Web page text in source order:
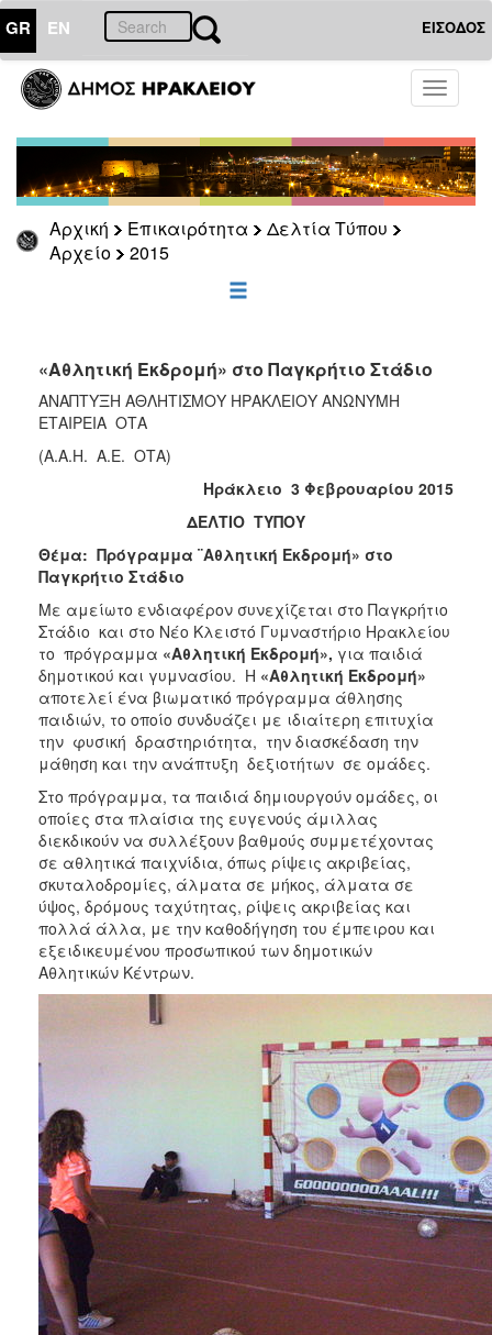
GR EN ΕΙΣΟΔΟΣ
Toggle
Αρχική Επικαιρότητα
Δελτία Τύπου
Αρχείο
2015
ΕΠΙΚΑΙΡΟΤΗΤΑ
Τύπου
Αρχείο
2026
2025
2021
2020
2015
2013
2012
2011
2010
2006
ΔΗΜΟΤΗΣ
ΕΠΙΣΚΕΠΤΗΣ
ΗΡΑΚΛΕΙΟ
«Αθλητική Εκδρομή» στο Παγκρήτιο Στάδιο
ΑΝΑΠΤΥΞΗ ΑΘΛΗΤΙΣΜΟΥ ΗΡΑΚΛΕΙΟΥ ΑΝΩΝΥΜΗ
ΕΤΑΙΡΕΙΑ ΟΤΑ
(Α.Α.Η. Α.Ε. ΟΤΑ)
Ηράκλειο 3 Φεβρουαρίου 2015
ΔΕΛΤΙΟ ΤΥΠΟΥ
Θέμα: Πρόγραμμα ¨Αθλητική Εκδρομή» στο
Παγκρήτιο Στάδιο
Με αμείωτο ενδιαφέρον συνεχίζεται στο Παγκρήτιο
Στάδιο και στο Νέο Κλειστό Γυμναστήριο Ηρακλείου
το πρόγραμμα «Αθλητική Εκδρομή», για παιδιά
δημοτικού και γυμνασίου. Η «Αθλητική Εκδρομή»
αποτελεί ένα βιωματικό πρόγραμμα άθλησης
παιδιών, το οποίο συνδυάζει με ιδιαίτερη επιτυχία
την φυσική δραστηριότητα, την διασκέδαση την
μάθηση και την ανάπτυξη δεξιοτήτων σε ομάδες.
Στο πρόγραμμα, τα παιδιά δημιουργούν ομάδες, οι
οποίες στα πλαίσια της ευγενούς άμιλλας
διεκδικούν να συλλέξουν βαθμούς συμμετέχοντας
σε αθλητικά παιχνίδια, όπως ρίψεις ακριβείας,
σκυταλοδρομίες, άλματα σε μήκος, άλματα σε
ύψος, δρόμους ταχύτητας, ρίψεις ακριβείας και
πολλά άλλα, με την καθοδήγηση του έμπειρου και
εξειδικευμένου προσωπικού των δημοτικών
Αθλητικών Κέντρων.